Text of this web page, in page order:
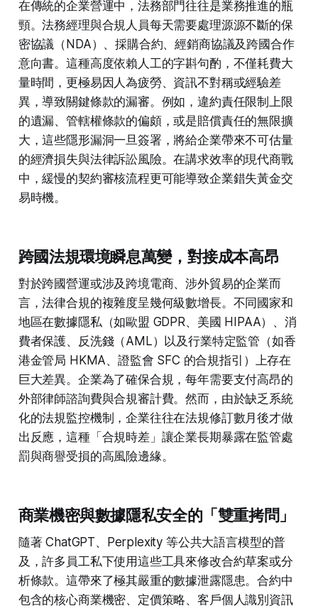
在傳統的企業營運中，法務部門往往是業務推進的瓶
頸。法務經理與合規人員每天需要處理源源不斷的保
密協議（NDA）、採購合約、經銷商協議及跨國合作
意向書。這種高度依賴人工的字斟句酌，不僅耗費大
量時間，更極易因人為疲勞、資訊不對稱或經驗差
異，導致關鍵條款的漏審。例如，違約責任限制上限
的遺漏、管轄權條款的偏頗，或是賠償責任的無限擴
大，這些隱形漏洞一旦簽署，將給企業帶來不可估量
的經濟損失與法律訴訟風險。在講求效率的現代商戰
中，緩慢的契約審核流程更可能導致企業錯失黃金交
易時機。
跨國法規環境瞬息萬變，對接成本高昂
對於跨國營運或涉及跨境電商、涉外貿易的企業而
言，法律合規的複雜度呈幾何級數增長。不同國家和
地區在數據隱私（如歐盟 GDPR、美國 HIPAA）、消
費者保護、反洗錢（AML）以及行業特定監管（如香
港金管局 HKMA、證監會 SFC 的合規指引）上存在
巨大差異。企業為了確保合規，每年需要支付高昂的
外部律師諮詢費與合規審計費。然而，由於缺乏系統
化的法規監控機制，企業往往在法規修訂數月後才做
出反應，這種「合規時差」讓企業長期暴露在監管處
罰與商譽受損的高風險邊緣。
商業機密與數據隱私安全的「雙重拷問」
隨著 ChatGPT、Perplexity 等公共大語言模型的普
及，許多員工私下使用這些工具來修改合約草案或分
析條款。這帶來了極其嚴重的數據泄露隱患。合約中
包含的核心商業機密、定價策略、客戶個人識別資訊